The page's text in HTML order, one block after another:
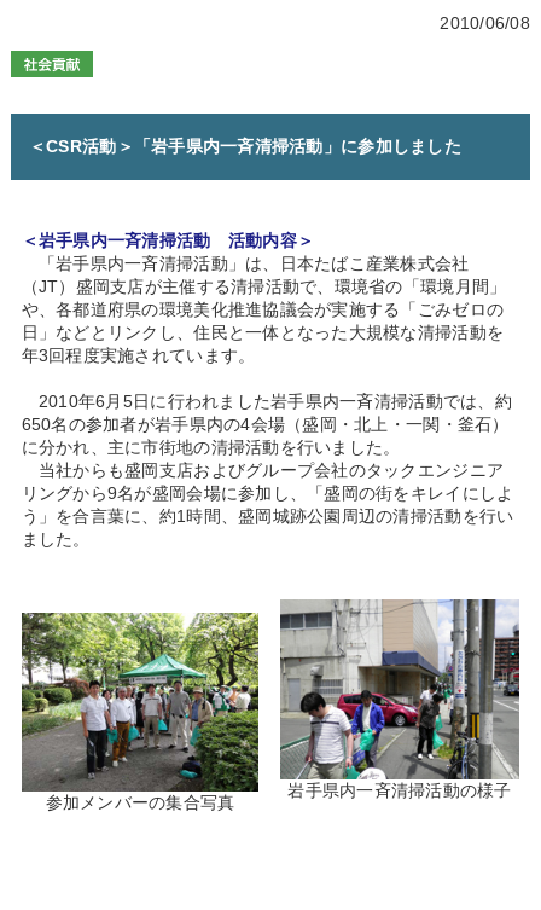
2010/06/08
＜CSR活動＞「岩手県内一斉清掃活動」に参加しました
＜岩手県内一斉清掃活動 活動内容＞
「岩手県内一斉清掃活動」は、日本たばこ産業株式会社
（JT）盛岡支店が主催する清掃活動で、環境省の「環境月間」
や、各都道府県の環境美化推進協議会が実施する「ごみゼロの
日」などとリンクし、住民と一体となった大規模な清掃活動を
年3回程度実施されています。
2010年6月5日に行われました岩手県内一斉清掃活動では、約
650名の参加者が岩手県内の4会場（盛岡・北上・一関・釜石）
に分かれ、主に市街地の清掃活動を行いました。
当社からも盛岡支店およびグループ会社のタックエンジニア
リングから9名が盛岡会場に参加し、「盛岡の街をキレイにしよ
う」を合言葉に、約1時間、盛岡城跡公園周辺の清掃活動を行い
ました。
参加メンバーの集合写真
岩手県内一斉清掃活動の様子